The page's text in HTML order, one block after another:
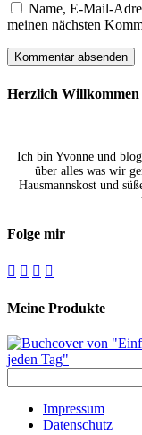
Name, E-Mail-
meinen nächsten
Herzlich Willkommen
Ich bin Yvonne und
über alles was wir
Hausmannskost und
Folge mir
   
Meine Produkte
nach:
Impressum
Datenschutz